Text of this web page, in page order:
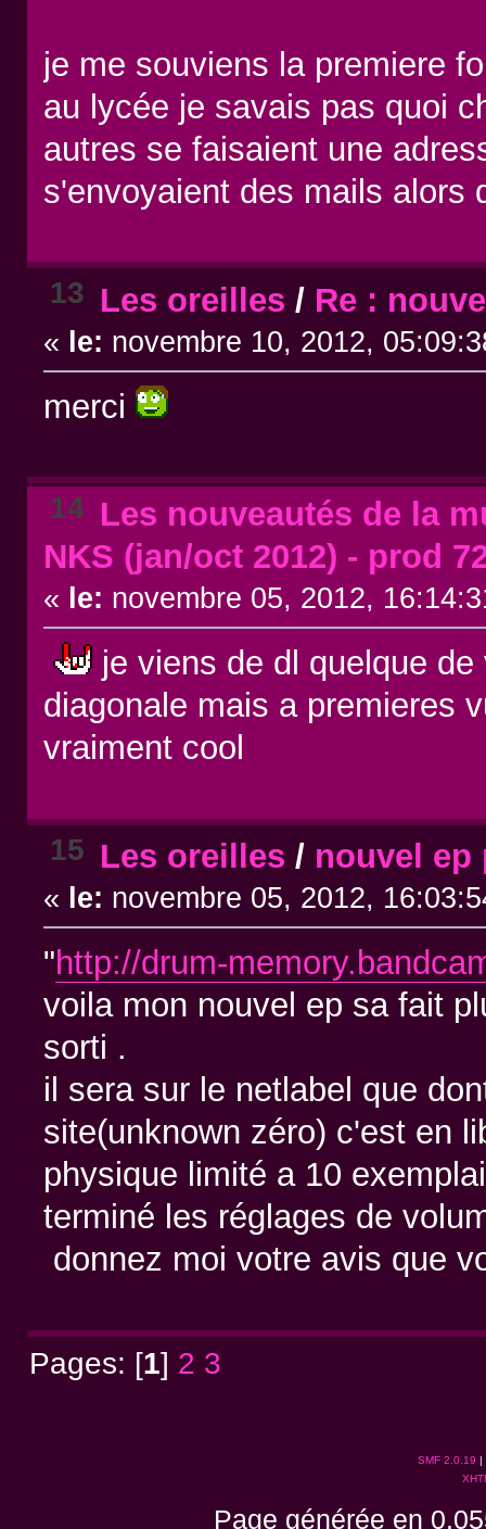
je me souviens la premiere
au lycée je savais pas quoi
autres se faisaient une
s'envoyaient des mails alors
13 Les oreilles / Re :
« le: novembre 10, 2012,
merci
14 Les nouveautés de la
NKS (jan/oct 2012) - prod
« le: novembre 05, 2012,
je viens de dl quelque
diagonale mais a premieres
vraiment cool
15 Les oreilles / nouvel ep
« le: novembre 05, 2012,
"http://drum-
voila mon nouvel ep sa fait
sorti .
il sera sur le netlabel que
site(unknown zéro) c'est en
physique limité a 10
terminé les réglages de
donnez moi votre avis que
Pages: [1] 2 3
SMF 2.0.19 |
Page générée en